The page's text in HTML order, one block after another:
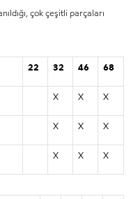
çok çeşitli parçaları
22 32 46 68
X X X
X X X
X X X